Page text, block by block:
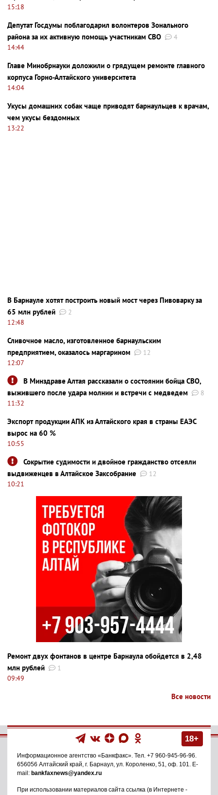
15:18
Депутат Госдумы поблагодарил волонтеров Зонального
района за их активную помощь участникам СВО
4
14:44
Главе Минобрнауки доложили о грядущем ремонте главного
корпуса Горно-Алтайского университета
14:04
Укусы домашних собак чаще приводят барнаульцев к врачам,
чем укусы бездомных
13:22
В Барнауле хотят построить новый мост через Пивоварку за
65 млн рублей
2
12:48
Сливочное масло, изготовленное барнаульским
предприятием, оказалось маргарином
12
12:07
В Минздраве Алтая рассказали о состоянии бойца СВО,
выжившего после удара молнии и встречи с медведем
8
11:32
Экспорт продукции АПК из Алтайского края в страны ЕАЭС
вырос на 60 %
10:55
Сокрытие судимости и двойное гражданство отсеяли
выдвиженцев в Алтайское Заксобрание
12
10:21
Ремонт двух фонтанов в центре Барнаула обойдется в 2,48
млн рублей
1
09:49
Все новости
18+
Информационное агентство «Банкфакс» . Тел. +7 960-945-96-96
656056 Алтайский край, г. Барнаул ул. Короленко, 51, оф. 101
. E-
mail: bankfaxnews@yandex.ru
При использовании материалов сайта ссылка (в Интернете -